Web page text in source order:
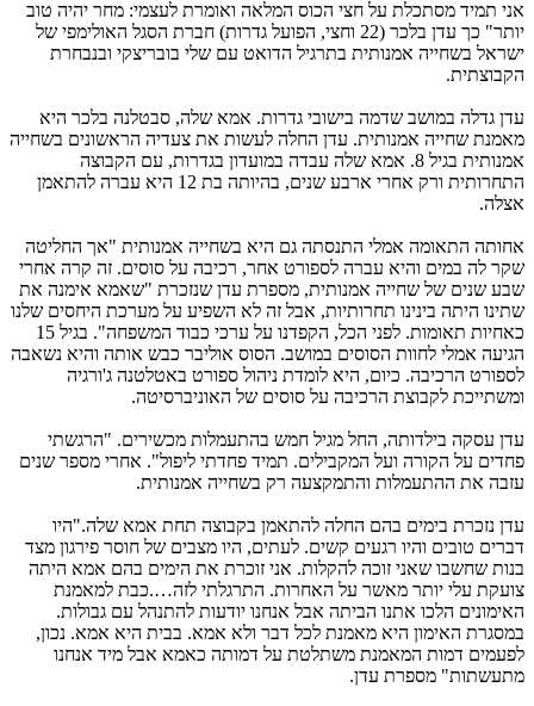
אני תמיד מסתכלת על חצי הכוס המלאה ואומרת לעצמי: מחר יהיה טוב
יותר" כך עדן בלכר (22 וחצי, הפועל גדרות) חברת הסגל האולימפי של
ישראל בשחייה אמנותית בתרגיל הדואט עם שלי בובריצקי ובנבחרת
הקבוצתית.
עדן גדלה במושב שדמה בישובי גדרות. אמא שלה, סבטלנה בלכר היא
מאמנת שחייה אמנותית. עדן החלה לעשות את צעדיה הראשונים בשחייה
אמנותית בגיל 8. אמא שלה עבדה במועדון בגדרות, עם הקבוצה
התחרותית ורק אחרי ארבע שנים, בהיותה בת 12 היא עברה להתאמן
אצלה.
אחותה התאומה אמלי התנסתה גם היא בשחייה אמנותית "אך החליטה
שקר לה במים והיא עברה לספורט אחר, רכיבה על סוסים. זה קרה אחרי
שבע שנים של שחייה אמנותית, מספרת עדן שנזכרת "שאמא אימנה את
שתינו היתה בינינו תחרותיות, אבל זה לא השפיע על מערכת היחסים שלנו
כאחיות תאומות. לפני הכל, הקפדנו על ערכי כבוד המשפחה". בגיל 15
הגיעה אמלי לחוות הסוסים במושב. הסוס אוליבר כבש אותה והיא נשאבה
לספורט הרכיבה. כיום, היא לומדת ניהול ספורט באטלטנה ג'ורגיה
ומשתייכת לקבוצת הרכיבה על סוסים של האוניברסיטה.
עדן עסקה בילדותה, החל מגיל חמש בהתעמלות מכשירים. "הרגשתי
פחדים על הקורה ועל המקבילים. תמיד פחדתי ליפול". אחרי מספר שנים
עזבה את ההתעמלות והתמקצעה רק בשחייה אמנותית.
עדן נזכרת בימים בהם החלה להתאמן בקבוצה תחת אמא שלה."היו
דברים טובים והיו רגעים קשים. לעתים, היו מצבים של חוסר פירגון מצד
בנות שחשבו שאני זוכה להקלות. אני זוכרת את הימים בהם אמא היתה
צועקת עלי יותר מאשר על האחרות. התרגלתי לזה….כבת למאמנת
האימונים הלכו אתנו הביתה אבל אנחנו יודעות להתנהל עם גבולות.
במסגרת האימון היא מאמנת לכל דבר ולא אמא. בבית היא אמא. נכון,
לפעמים דמות המאמנת משתלטת על דמותה כאמא אבל מיד אנחנו
מתעשתות" מספרת עדן.